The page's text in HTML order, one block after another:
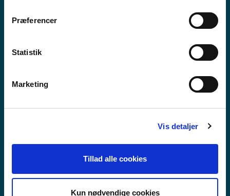
Præferencer
Statistik
Marketing
Vis detaljer
Tillad alle cookies
Kun nødvendige cookies
VIDAREGÅANDE SKULE